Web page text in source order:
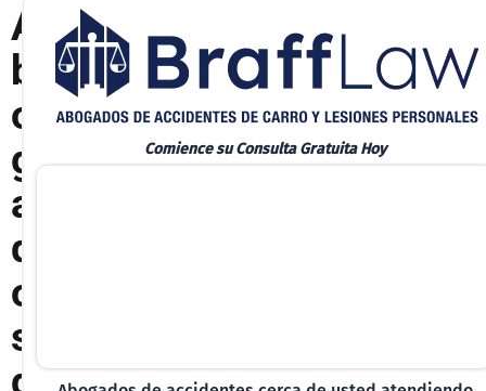
A
b
o
g
a
d
o
s
d
Comience su Consulta Gratuita Hoy